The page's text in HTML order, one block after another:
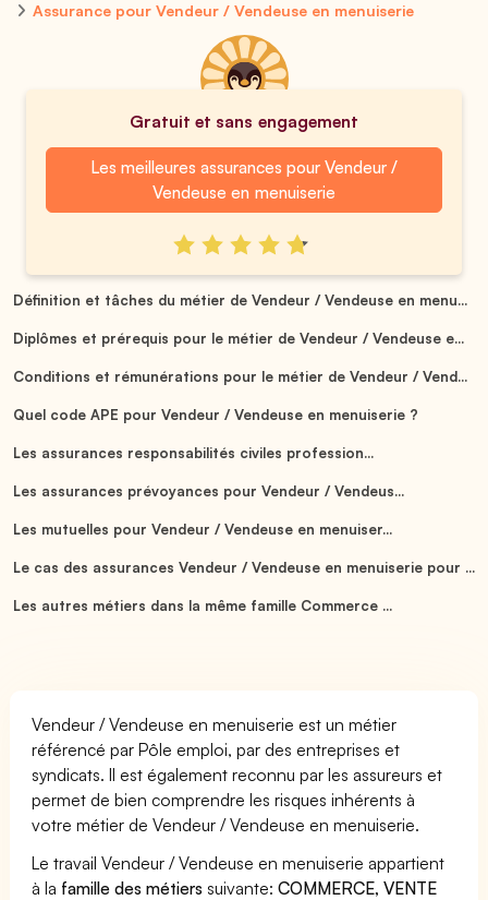
Assurance pour Vendeur / Vendeuse en menuiserie
Gratuit et sans engagement
Les meilleures assurances pour Vendeur /
Vendeuse en menuiserie
Définition et tâches du métier de Vendeur / Vendeuse en menu...
Diplômes et prérequis pour le métier de Vendeur / Vendeuse e...
Conditions et rémunérations pour le métier de Vendeur / Vend...
Quel code APE pour Vendeur / Vendeuse en menuiserie ?
Les assurances responsabilités civiles profession...
Les assurances prévoyances pour Vendeur / Vendeus...
Les mutuelles pour Vendeur / Vendeuse en menuiser...
Le cas des assurances Vendeur / Vendeuse en menuiserie pour ...
Les autres métiers dans la même famille Commerce ...
Vendeur / Vendeuse en menuiserie est un métier
référencé par Pôle emploi, par des entreprises et
syndicats. Il est également reconnu par les assureurs et
permet de bien comprendre les risques inhérents à
votre métier de Vendeur / Vendeuse en menuiserie.
Le travail Vendeur / Vendeuse en menuiserie appartient
à la famille des métiers suivante:COMMERCE, VENTE